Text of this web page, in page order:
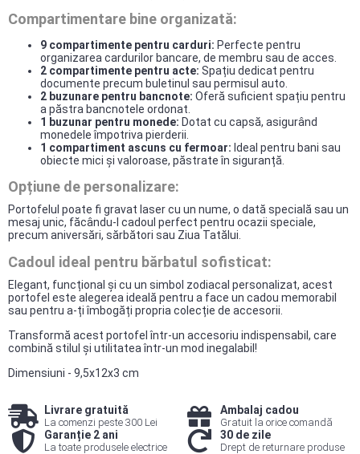
Compartimentare bine organizată:
9 compartimente pentru carduri: Perfecte pentru
organizarea cardurilor bancare, de membru sau de acces.
2 compartimente pentru acte: Spațiu dedicat pentru
documente precum buletinul sau permisul auto.
2 buzunare pentru bancnote: Oferă suficient spațiu pentru
a păstra bancnotele ordonat.
1 buzunar pentru monede: Dotat cu capsă, asigurând
monedele împotriva pierderii.
1 compartiment ascuns cu fermoar: Ideal pentru bani sau
obiecte mici și valoroase, păstrate în siguranță.
Opțiune de personalizare:
Portofelul poate fi gravat laser cu un nume, o dată specială sau un
mesaj unic, făcându-l cadoul perfect pentru ocazii speciale,
precum aniversări, sărbători sau Ziua Tatălui.
Cadoul ideal pentru bărbatul sofisticat:
Elegant, funcțional și cu un simbol zodiacal personalizat, acest
portofel este alegerea ideală pentru a face un cadou memorabil
sau pentru a-ți îmbogăți propria colecție de accesorii.
Transformă acest portofel într-un accesoriu indispensabil, care
combină stilul și utilitatea într-un mod inegalabil!
Dimensiuni - 9,5x12x3 cm
Livrare gratuită
La comenzi peste 300 Lei
Ambalaj cadou
Gratuit la orice comandă
Garanție 2 ani
La toate produsele electrice
30 de zile
Drept de returnare produse